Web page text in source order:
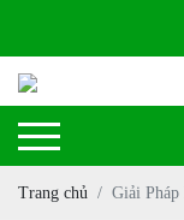
Trang chủ Giải